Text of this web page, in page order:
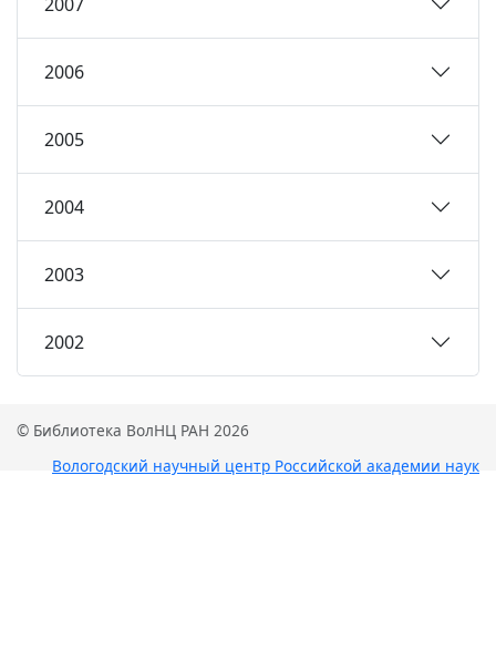
2006
2005
2004
2003
2002
© Библиотека ВолНЦ РАН 2026
Вологодский научный центр Российской академии наук